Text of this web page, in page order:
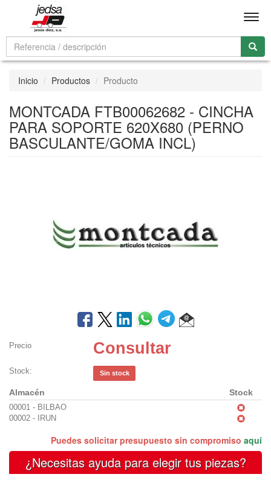
Inicio Productos Producto
MONTCADA FTB00062682 - CINCHA
PARA SOPORTE 620X680 (PERNO
BASCULANTE/GOMA INCL)
Precio Consultar
Stock: Sin stock
Almacén Stock
00001 - BILBAO
00002 - IRUN
Puedes solicitar presupuesto sin compromiso aquí
¿Necesitas ayuda para elegir tus piezas?